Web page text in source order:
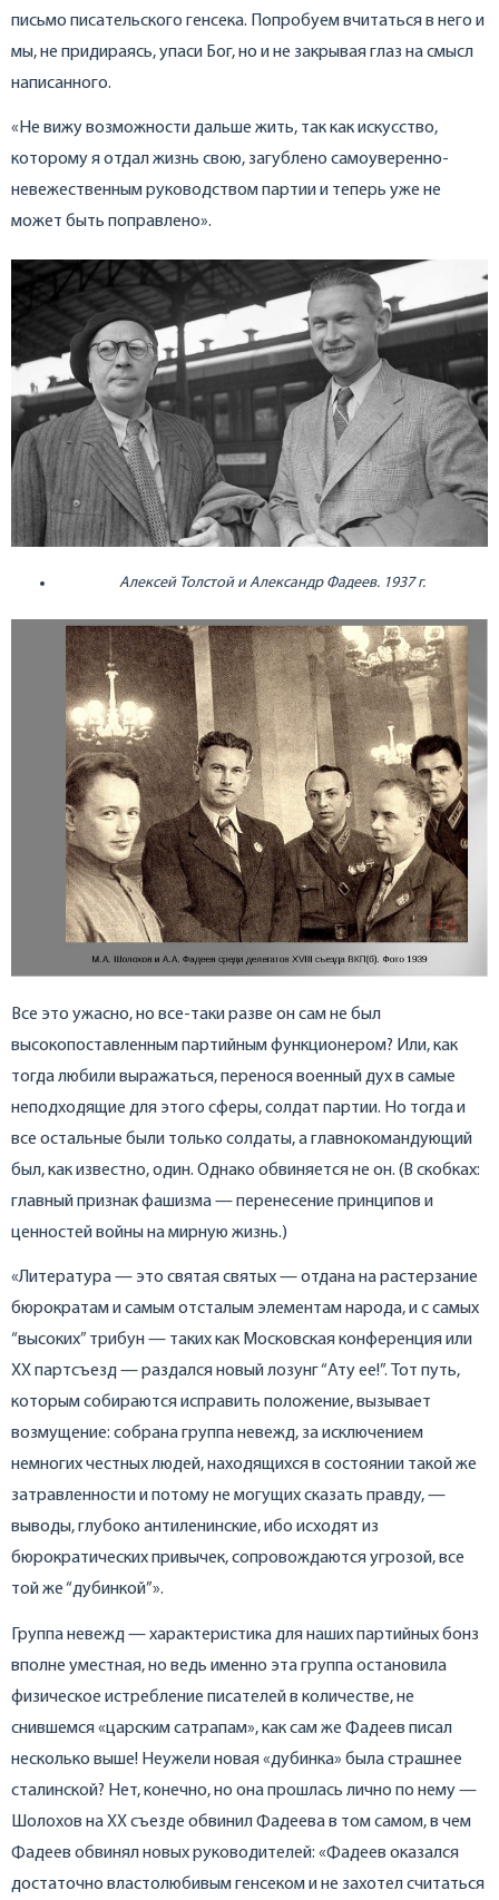
письмо писательского генсека. Попробуем вчитаться в него и
мы, не придираясь, упаси Бог, но и не закрывая глаз на смысл
написанного.
«Не вижу возможности дальше жить, так как искусство,
которому я отдал жизнь свою, загублено самоуверенно-
невежественным руководством партии и теперь уже не
может быть поправлено».
Алексей Толстой и Александр Фадеев. 1937 г.
Все это ужасно, но все-таки разве он сам не был
высокопоставленным партийным функционером? Или, как
тогда любили выражаться, перенося военный дух в самые
неподходящие для этого сферы, солдат партии. Но тогда и
все остальные были только солдаты, а главнокомандующий
был, как известно, один. Однако обвиняется не он. (В скобках:
главный признак фашизма — перенесение принципов и
ценностей войны на мирную жизнь.)
«Литература — это святая святых — отдана на растерзание
бюрократам и самым отсталым элементам народа, и с самых
“высоких” трибун — таких как Московская конференция или
XX партсъезд — раздался новый лозунг “Ату ее!”. Тот путь,
которым собираются исправить положение, вызывает
возмущение: собрана группа невежд, за исключением
немногих честных людей, находящихся в состоянии такой же
затравленности и потому не могущих сказать правду, —
выводы, глубоко антиленинские, ибо исходят из
бюрократических привычек, сопровождаются угрозой, все
той же “дубинкой”».
Группа невежд — характеристика для наших партийных бонз
вполне уместная, но ведь именно эта группа остановила
физическое истребление писателей в количестве, не
снившемся «царским сатрапам», как сам же Фадеев писал
несколько выше! Неужели новая «дубинка» была страшнее
сталинской? Нет, конечно, но она прошлась лично по нему —
Шолохов на ХХ съезде обвинил Фадеева в том самом, в чем
Фадеев обвинял новых руководителей: «Фадеев оказался
достаточно властолюбивым генсеком и не захотел считаться